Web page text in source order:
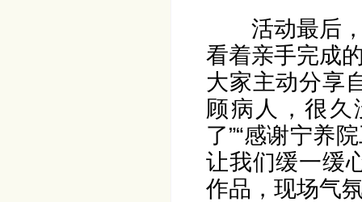
活动最后
看着亲手完成
大家主动分享
顾病人，很
了”“感谢宁养
让我们缓一缓
作品，现场气